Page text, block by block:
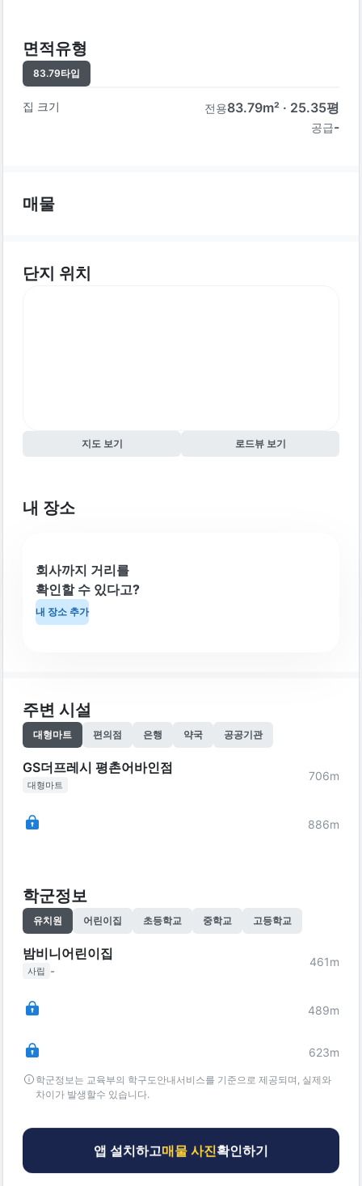
면적유형
83.79타입
집 크기 전용83.79m² · 25.35평
공급-
매물
단지 위치
지도 보기 로드뷰 보기
내 장소
회사까지 거리를
확인할 수 있다고?
내 장소 추가
주변 시설
대형마트 편의점 은행 약국 공공기관
GS더프레시 평촌어바인점
대형마트
706m
886m
학군정보
유치원 어린이집 초등학교 중학교 고등학교
밤비니어린이집
사립 -
461m
489m
623m
학군정보는 교육부의 학구도안내서비스를 기준으로 제공되며, 실제와
차이가 발생할수 있습니다.
앱 설치하고매물 사진확인하기